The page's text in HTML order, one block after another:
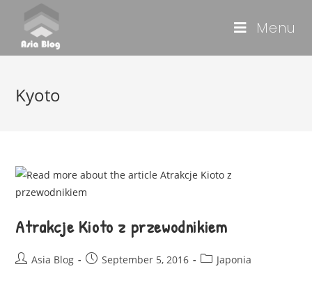
Menu
Kyoto
Atrakcje Kioto z przewodnikiem
Asia Blog September 5, 2016 Japonia